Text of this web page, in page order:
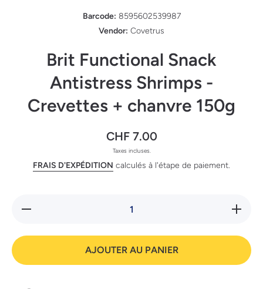
Barcode: 8595602539987
Vendor: Covetrus
Brit Functional Snack
Antistress Shrimps -
Crevettes + chanvre 150g
CHF 7.00
Taxes incluses.
FRAIS D'EXPÉDITION calculés à l'étape de paiement.
Réduire la
la
Snack
Shrimps
AJOUTER AU PANIER